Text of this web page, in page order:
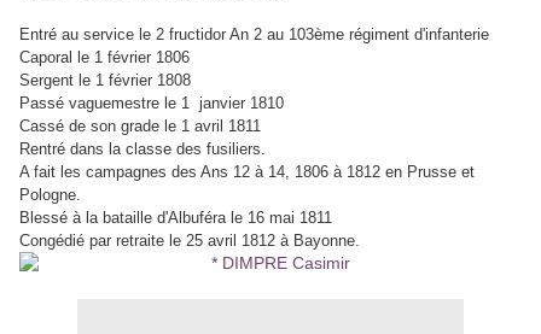
Entré au service le 2 fructidor An 2 au 103ème régiment d'infanterie
Caporal le 1 février 1806
Sergent le 1 février 1808
Passé vaguemestre le 1 janvier 1810
Cassé de son grade le 1 avril 1811
Rentré dans la classe des fusiliers.
A fait les campagnes des Ans 12 à 14, 1806 à 1812 en Prusse et
Pologne.
Blessé à la bataille d'Albuféra le 16 mai 1811
Congédié par retraite le 25 avril 1812 à Bayonne.